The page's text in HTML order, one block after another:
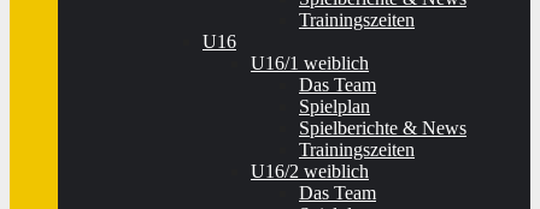
Trainingszeiten
U16
U16/1 weiblich
Das Team
Spielplan
Spielberichte & News
Trainingszeiten
U16/2 weiblich
Das Team